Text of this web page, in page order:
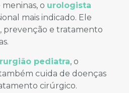
o urologista
mais indicado. Ele
prevenção e tratamento
pediatra, o
cuida de doenças
cirúrgico.